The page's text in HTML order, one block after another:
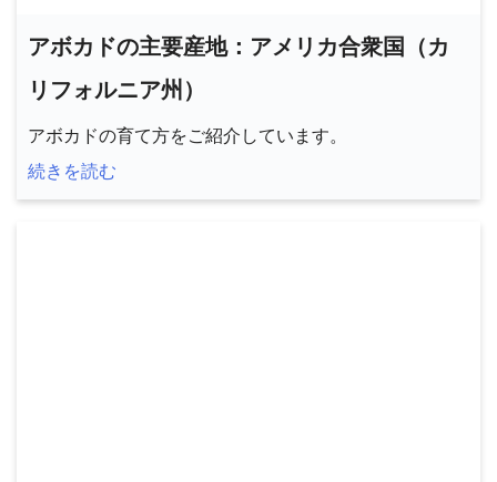
アボカドの主要産地：アメリカ合衆国（カ
リフォルニア州）
アボカドの育て方をご紹介しています。
続きを読む